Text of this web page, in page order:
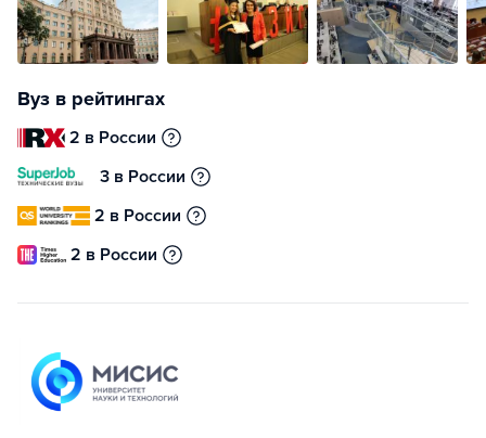
Вуз в рейтингах
2 в России
3 в России
2 в России
2 в России